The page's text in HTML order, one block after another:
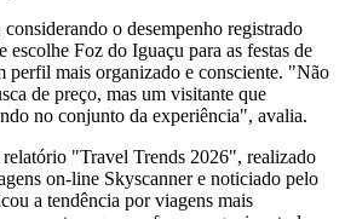
o desempenho registrado
escolhe Foz do Iguaçu para as festas de
perfil mais organizado e consciente. "Não
de preço, mas um visitante que
no conjunto da experiência", avalia.
relatório "Travel Trends 2026", realizado
on-line Skyscanner e noticiado pelo
a tendência por viagens mais